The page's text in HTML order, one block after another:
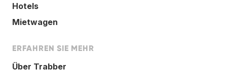
Hotels
Mietwagen
ERFAHREN SIE MEHR
Über Trabber